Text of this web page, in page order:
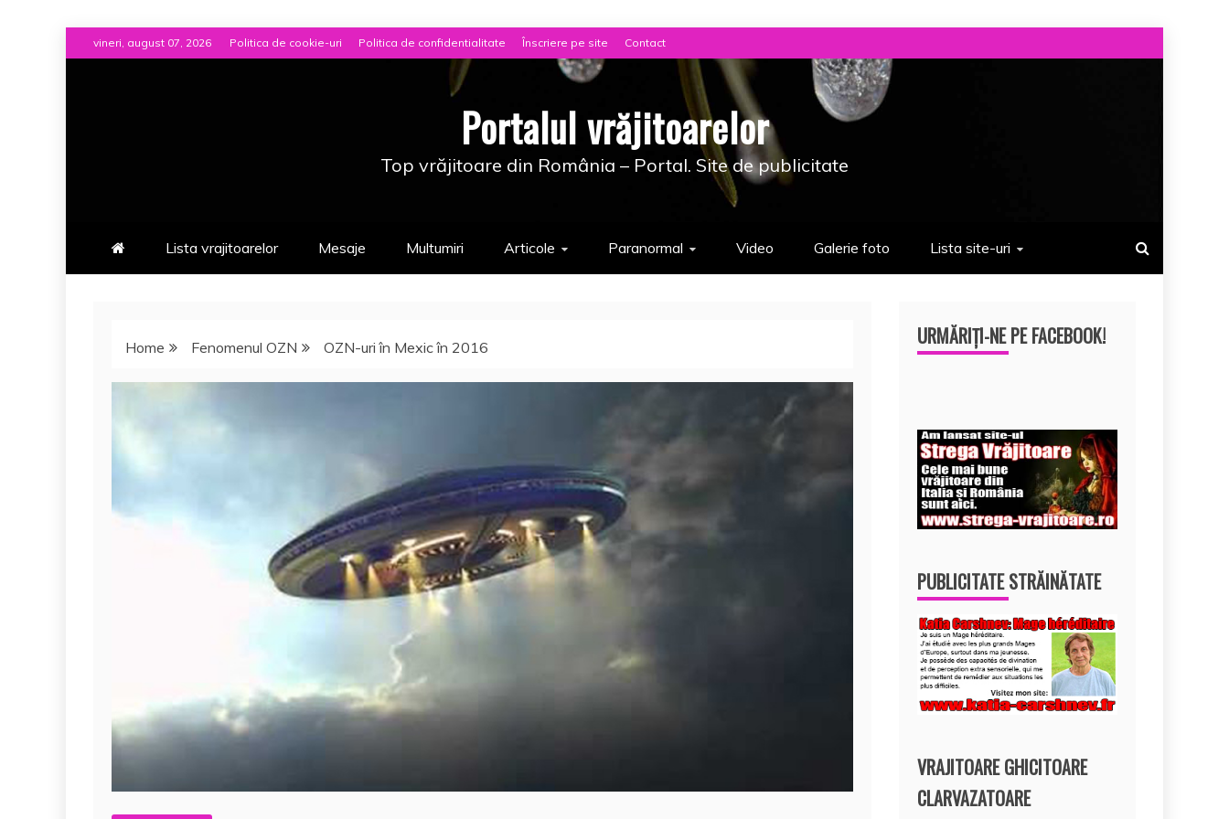
to
vineri, august 07, 2026 Politica de cookie-uri Politica de confidentialitate Înscriere pe site Contact
Portalul vrăjitoarelor
Top vrăjitoare din România – Portal. Site de publicitate
Lista vrajitoarelor Mesaje Multumiri Articole Paranormal Video Galerie foto Lista site-uri
Home Fenomenul OZN OZN-uri în Mexic în 2016 URMĂRIȚI-NE PE FACEBOOK!
PUBLICITATE STRĂINĂTATE
VRAJITOARE GHICITOARE
CLARVAZATOARE